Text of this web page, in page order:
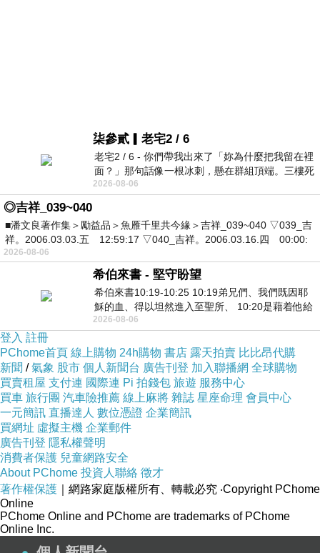
柒參貳▎老宅2 / 6
老宅2 / 6 - 你們帶我出來了「妳為什麼把我留在裡
面？」那句話像一根冰刺，懸在群組頂端。三樓死
死盯著照片裡的人。那個人確實站在
2026-08-06
◎吉祥_039~040
■潘文良著作集＞勵益品＞魚雁千里共今緣＞吉祥_039~040 ▽039_吉
祥。2006.03.03.五 12:59:17 ▽040_吉祥。2006.03.16.四 00:00:
2026-08-06
希伯來書 - 堅守盼望
希伯來書10:19-10:25 10:19弟兄們、我們既因耶
穌的血、得以坦然進入至聖所、 10:20是藉着他給
我們開了一條又新又活的路從幔子經過
2026-08-06
登入 註冊
PChome首頁 線上購物 24h購物 書店 露天拍賣 比比昂代購
新聞 /氣象 股市 個人新聞台 廣告刊登 加入聯播網 全球購物
買賣租屋 支付連 國際連 Pi 拍錢包 旅遊 服務中心
買車 旅行團 汽車險推薦 線上麻將 雜誌 星座命理 會員中心
一元簡訊 直播達人 數位憑證 企業簡訊
買網址 虛擬主機 企業郵件
廣告刊登 隱私權聲明
消費者保護 兒童網路安全
About PChome 投資人聯絡 徵才
著作權保護 ｜網路家庭版權所有、轉載必究 ‧Copyright PChome
Online
PChome Online and PChome are trademarks of PChome
Online Inc.